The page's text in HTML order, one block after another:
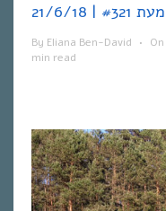
By Eliana Ben-David • On
min read